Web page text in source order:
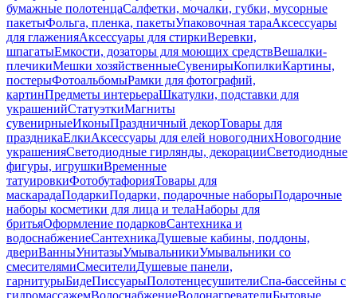
бумажные полотенцаСалфетки, мочалки, губки, мусорные
пакетыФольга, пленка, пакетыУпаковочная тараАксессуары
для глаженияАксессуары для стиркиВеревки,
шпагатыЕмкости, дозаторы для моющих средствВешалки-
плечикиМешки хозяйственныеСувенирыКопилкиКартины,
постерыФотоальбомыРамки для фотографий,
картинПредметы интерьераШкатулки, подставки для
украшенийСтатуэткиМагниты
сувенирныеИконыПраздничный декорТовары для
праздникаЕлкиАксессуары для елей новогоднихНовогодние
украшенияСветодиодные гирлянды, декорацииСветодиодные
фигуры, игрушкиВременные
татуировкиФотобутафорияТовары для
маскарадаПодаркиПодарки, подарочные наборыПодарочные
наборы косметики для лица и телаНаборы для
бритьяОформление подарковСантехника и
водоснабжениеСантехникаДушевые кабины, поддоны,
двериВанныУнитазыУмывальникиУмывальники со
смесителямиСмесителиДушевые панели,
гарнитурыБидеПиссуарыПолотенцесушителиСпа-бассейны с
гидромассажемВодоснабжениеВодонагревателиБытовые